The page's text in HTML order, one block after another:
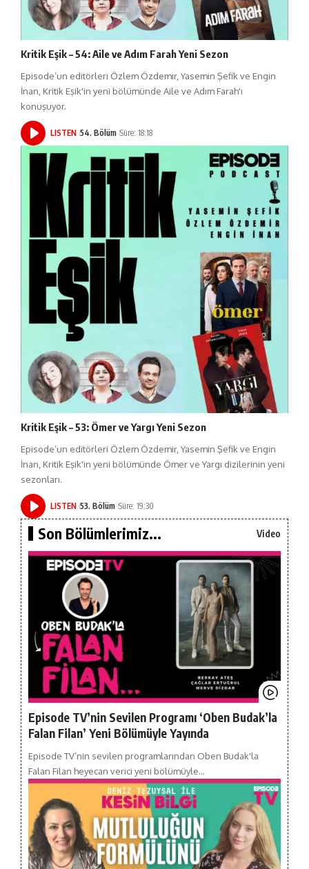
Kritik Eşik – 54: Aile ve Adım Farah Yeni Sezon
Episode’un editörleri Özlem Özdemir, Yasemin Şefik ve Engin
İnan, Kritik Eşik'in yeni bölümünde Aile ve Adım Farah'ı
konuşuyor.
LISTEN 54. Bölüm Süre: 18:18
Kritik Eşik – 53: Ömer ve Yargı Yeni Sezon
Episode’un editörleri Özlem Özdemir, Yasemin Şefik ve Engin
İnan, Kritik Eşik'in yeni bölümünde Ömer ve Yargı dizilerinin yeni
sezonları.
LISTEN 53. Bölüm Süre: 19:30
Son Bölümlerimiz... Video
Episode TV’nin Sevilen Programı ‘Oben Budak’la
Falan Filan’ Yeni Bölümüyle Yayında
Episode TV’nin sevilen programlarından Oben Budak'la
Falan Filan heyecan verici yeni bölümüyle…